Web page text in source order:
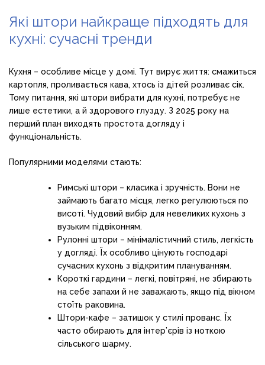
Які штори найкраще підходять для
кухні: сучасні тренди
Кухня – особливе місце у домі. Тут вирує життя: смажиться
картопля, проливається кава, хтось із дітей розливає сік.
Тому питання, які штори вибрати для кухні, потребує не
лише естетики, а й здорового глузду. З 2025 року на
перший план виходять простота догляду і
функціональність.
Популярними моделями стають:
Римські штори – класика і зручність. Вони не
займають багато місця, легко регулюються по
висоті. Чудовий вибір для невеликих кухонь з
вузьким підвіконням.
Рулонні штори – мінімалістичний стиль, легкість
у догляді. Їх особливо цінують господарі
сучасних кухонь з відкритим плануванням.
Короткі гардини – легкі, повітряні, не збирають
на себе запахи й не заважають, якщо під вікном
стоїть раковина.
Штори-кафе – затишок у стилі прованс. Їх
часто обирають для інтер’єрів із ноткою
сільського шарму.